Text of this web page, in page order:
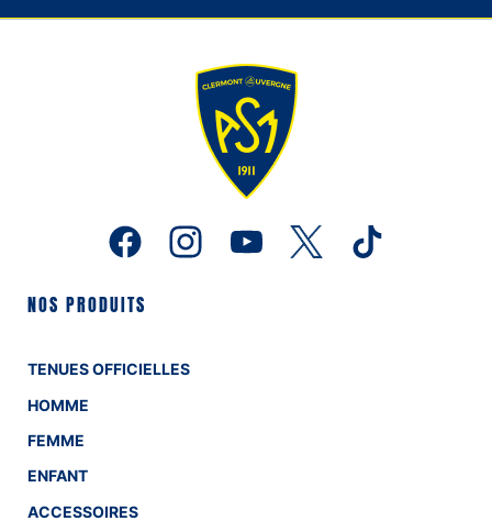
NOS PRODUITS
TENUES OFFICIELLES
HOMME
FEMME
ENFANT
ACCESSOIRES